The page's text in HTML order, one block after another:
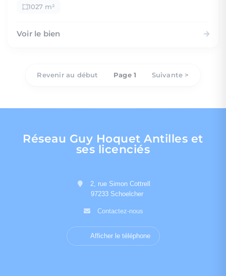
1027 m²
Voir le bien
Revenir au début Page 1 Suivante >
Réseau Guy Hoquet Antilles et
ses licenciés
2, rue Simon Cottrell
97233 Schoelcher
Contactez-nous
Afficher le téléphone